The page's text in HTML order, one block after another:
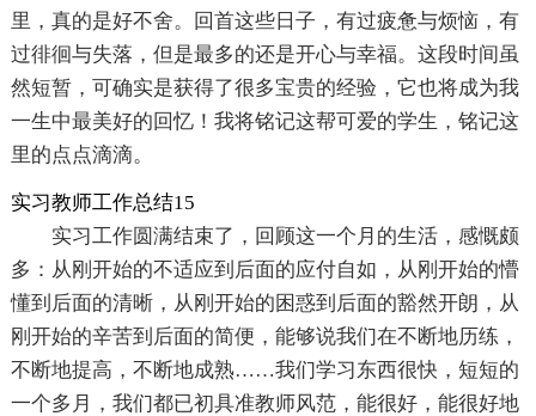
里，真的是好不舍。回首这些日子，有过疲惫与烦恼，有
过徘徊与失落，但是最多的还是开心与幸福。这段时间虽
然短暂，可确实是获得了很多宝贵的经验，它也将成为我
一生中最美好的回忆！我将铭记这帮可爱的学生，铭记这
里的点点滴滴。
实习教师工作总结15
实习工作圆满结束了，回顾这一个月的生活，感慨颇
多：从刚开始的不适应到后面的应付自如，从刚开始的懵
懂到后面的清晰，从刚开始的困惑到后面的豁然开朗，从
刚开始的辛苦到后面的简便，能够说我们在不断地历练，
不断地提高，不断地成熟……我们学习东西很快，短短的
一个多月，我们都已初具准教师风范，能很好，能很好地